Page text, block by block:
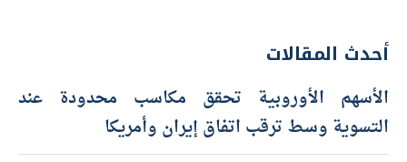
أحدث المقالات
الأسهم الأوروبية تحقق مكاسب محدودة عند
التسوية وسط ترقب اتفاق إيران وأمريكا